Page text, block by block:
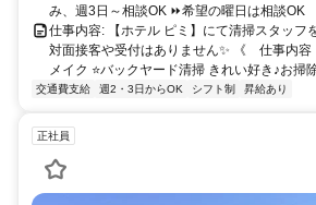
み、週3日～相談OK ⏩希望の曜日は相談OK
仕事内容: 【ホテル ピミ】にて清掃スタッフ
対面接客や受付はありません✨ 《 仕事内
メイク ⭐バックヤード清掃 きれい好き♪お掃
交通費支給 週2・3日からOK シフト制 昇給あり
正社員